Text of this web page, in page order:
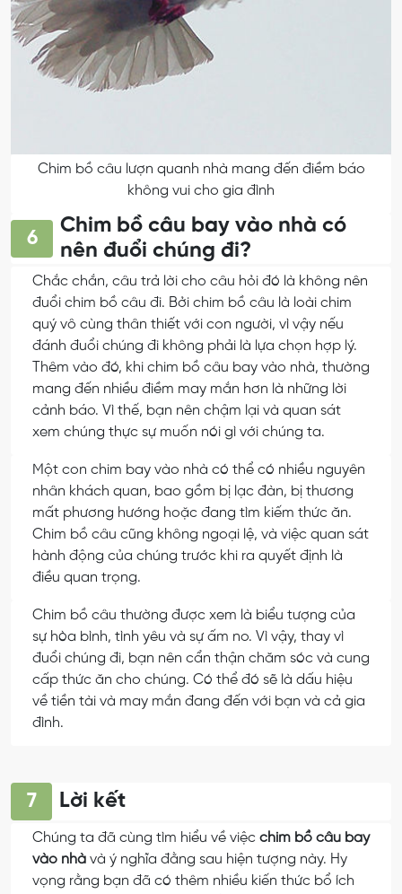
Chim bồ câu lượn quanh nhà mang đến điềm báo
không vui cho gia đình
6
Chim bồ câu bay vào nhà có
nên đuổi chúng đi?
Chắc chắn, câu trả lời cho câu hỏi đó là không nên
đuổi chim bồ câu đi. Bởi chim bồ câu là loài chim
quý vô cùng thân thiết với con người, vì vậy nếu
đánh đuổi chúng đi không phải là lựa chọn hợp lý.
Thêm vào đó, khi chim bồ câu bay vào nhà, thường
mang đến nhiều điềm may mắn hơn là những lời
cảnh báo. Vì thế, bạn nên chậm lại và quan sát
xem chúng thực sự muốn nói gì với chúng ta.
Một con chim bay vào nhà có thể có nhiều nguyên
nhân khách quan, bao gồm bị lạc đàn, bị thương
mất phương hướng hoặc đang tìm kiếm thức ăn.
Chim bồ câu cũng không ngoại lệ, và việc quan sát
hành động của chúng trước khi ra quyết định là
điều quan trọng.
Chim bồ câu thường được xem là biểu tượng của
sự hòa bình, tình yêu và sự ấm no. Vì vậy, thay vì
đuổi chúng đi, bạn nên cẩn thận chăm sóc và cung
cấp thức ăn cho chúng. Có thể đó sẽ là dấu hiệu
về tiền tài và may mắn đang đến với bạn và cả gia
đình.
7 Lời kết
Chúng ta đã cùng tìm hiểu về việc chim bồ câu bay
vào nhà và ý nghĩa đằng sau hiện tượng này. Hy
vọng rằng bạn đã có thêm nhiều kiến thức bổ ích